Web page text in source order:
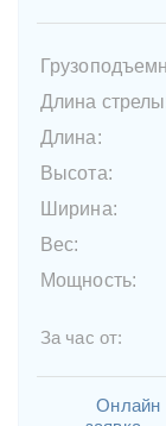
Длина
Длина:
Высота:
Ширина:
Вес:
Мощность:
За час от:
Онлайн